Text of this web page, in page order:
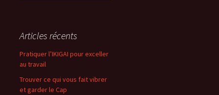
Articles récents
Pratiquer l’IKIGAI pour exceller
au travail
Trouver ce qui vous fait vibrer
et garder le Cap